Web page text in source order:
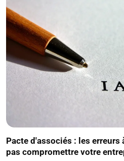
Pacte d'associés : les erreurs
pas compromettre votre